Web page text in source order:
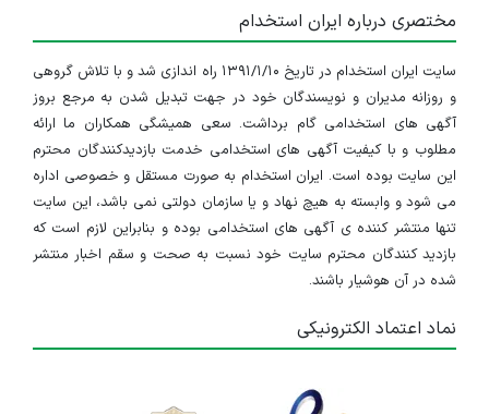
مختصری درباره ایران استخدام
سایت ایران استخدام در تاریخ ۱۳۹۱/۱/۱۰ راه اندازی شد و با تلاش گروهی
و روزانه مدیران و نویسندگان خود در جهت تبدیل شدن به مرجع بروز
آگهی های استخدامی گام برداشت. سعی همیشگی همکاران ما ارائه
مطلوب و با کیفیت آگهی های استخدامی خدمت بازدیدکنندگان محترم
این سایت بوده است. ایران استخدام به صورت مستقل و خصوصی اداره
می شود و وابسته به هیچ نهاد و یا سازمان دولتی نمی باشد، این سایت
تنها منتشر کننده ی آگهی های استخدامی بوده و بنابراین لازم است که
بازدید کنندگان محترم سایت خود نسبت به صحت و سقم اخبار منتشر
شده در آن هوشیار باشند.
نماد اعتماد الکترونیکی